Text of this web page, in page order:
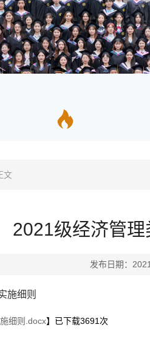
文
2021级经济管理
发布日期：
施细则
细则.docx】已下载3691次